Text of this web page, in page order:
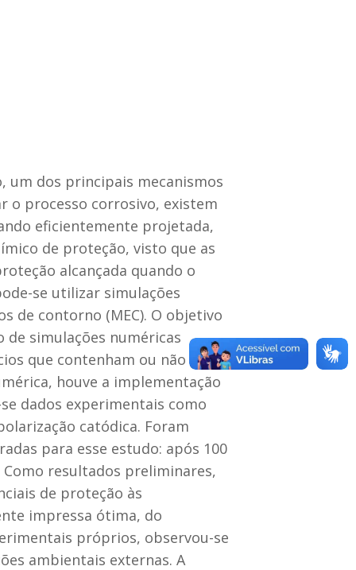
um dos principais mecanismos
o processo corrosivo, existem
eficientemente projetada,
de proteção, visto que as
alcançada quando o
se utilizar simulações
de contorno (MEC). O objetivo
simulações numéricas
que contenham ou não
houve a implementação
dados experimentais como
catódica. Foram
para esse estudo: após 100
resultados preliminares,
de proteção às
impressa ótima, do
próprios, observou-se
ambientais externas. A